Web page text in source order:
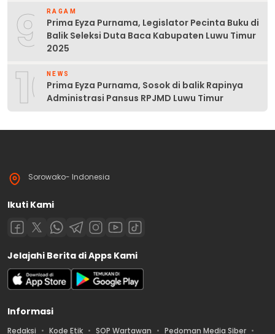
9 RAGAM
Prima Eyza Purnama, Legislator Pecinta Buku di
Balik Seleksi Duta Baca Kabupaten Luwu Timur
2025
10NEWS
Prima Eyza Purnama, Sosok di balik Rapinya
Administrasi Pansus RPJMD Luwu Timur
Sorowako- Indonesia
Ikuti Kami
Jelajahi Berita di Apps Kami
Informasi
Redaksi Kode Etik SOP Wartawan Pedoman Media Siber